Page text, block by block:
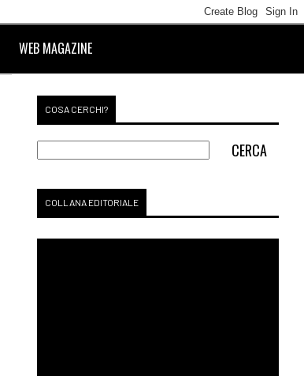
WEB MAGAZINE
COSA CERCHI?
COLLANA EDITORIALE